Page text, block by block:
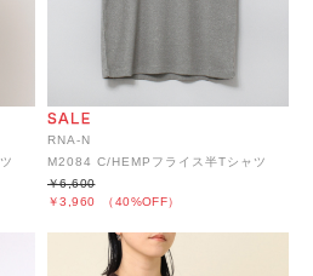
RNA-N
M2084 C/HEMPフライス半Tシャツ
￥3,960 （40%OFF）
￥6,600